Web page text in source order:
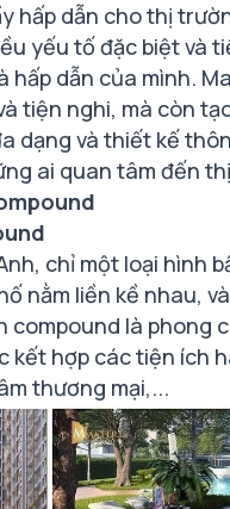
hấp dẫn cho thị
yếu tố đặc biệt và
hấp dẫn của mình.
tiện nghi, mà còn
dạng và thiết kế
ai quan tâm đến
chỉ một loại hình
nằm liền kề nhau,
compound là phong
kết hợp các tiện ích
thương mại,...